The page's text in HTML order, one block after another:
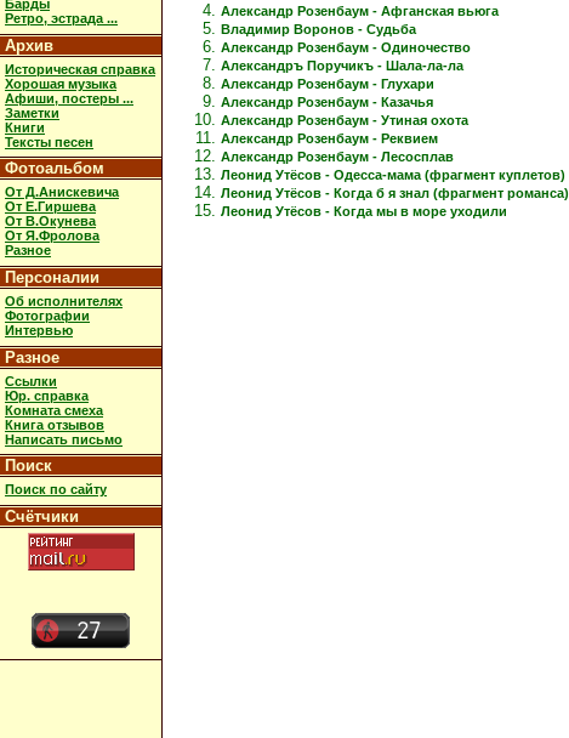
Барды
Ретро, эстрада ...
Архив
Историческая справка
Хорошая музыка
Афиши, постеры ...
Заметки
Книги
Тексты песен
Фотоальбом
От Д.Анискевича
От Е.Гиршева
От В.Окунева
От Я.Фролова
Разное
Персоналии
Об исполнителях
Фотографии
Интервью
Разное
Ссылки
Юр. справка
Комната смеха
Книга отзывов
Написать письмо
Поиск
Поиск по сайту
Счётчики
Александр Розенбаум - Афганская вьюга
Владимир Воронов - Судьба
Александр Розенбаум - Одиночество
Александръ Поручикъ - Шала-ла-ла
Александр Розенбаум - Глухари
Александр Розенбаум - Казачья
Александр Розенбаум - Утиная охота
Александр Розенбаум - Реквием
Александр Розенбаум - Лесосплав
Леонид Утёсов - Одесса-мама (фрагмент куплетов)
Леонид Утёсов - Когда б я знал (фрагмент романса)
Леонид Утёсов - Когда мы в море уходили